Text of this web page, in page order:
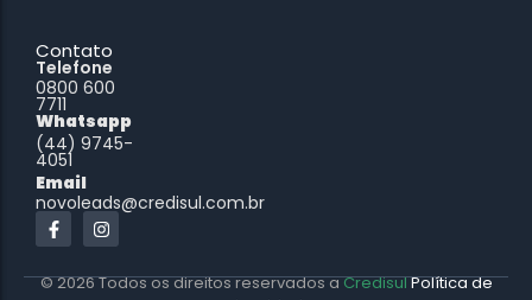
Contato
Telefone
0800 600
7711
Whatsapp
(44) 9745-
4051
Email
novoleads@credisul.com.br
© 2026 Todos os direitos reservados aCredisulPolítica de